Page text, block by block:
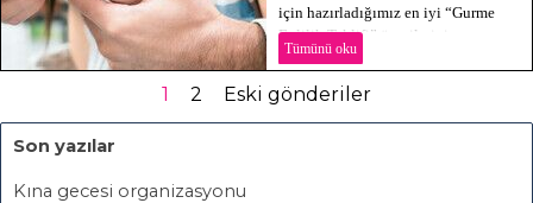
için hazırladığımız en iyi “Gurme
Evlilik Teklifi” önerilerini
inceleyebilirsiniz. Ne demişler ;
Tümünü oku
1 2 Eski gönderiler
Son yazılar
Kına gecesi organizasyonu